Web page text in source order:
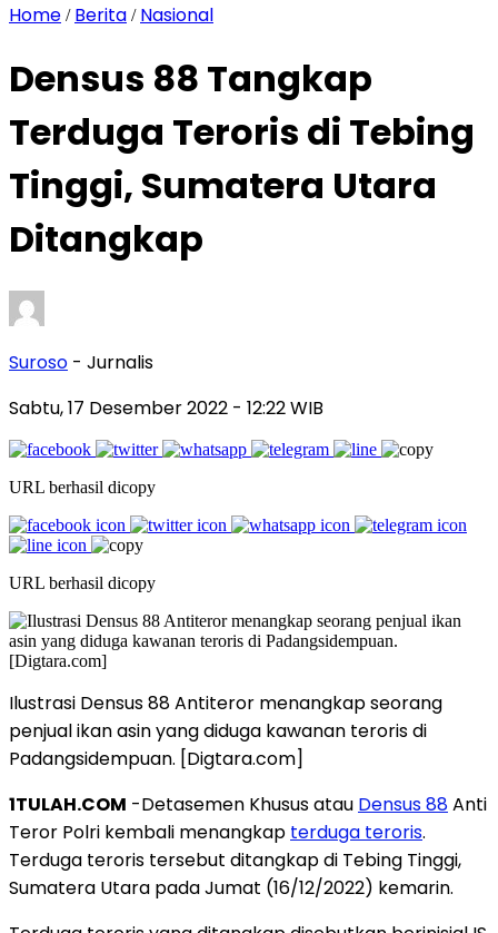
Home / Berita / Nasional
Densus 88 Tangkap
Terduga Teroris di Tebing
Tinggi, Sumatera Utara
Ditangkap
Suroso - Jurnalis
Sabtu, 17 Desember 2022 - 12:22 WIB
URL berhasil dicopy
URL berhasil dicopy
Ilustrasi Densus 88 Antiteror menangkap seorang
penjual ikan asin yang diduga kawanan teroris di
Padangsidempuan. [Digtara.com]
1TULAH.COM -Detasemen Khusus atau Densus 88Anti
Teror Polri kembali menangkap terduga teroris.
Terduga teroris tersebut ditangkap di Tebing Tinggi,
Sumatera Utara pada Jumat (16/12/2022) kemarin.